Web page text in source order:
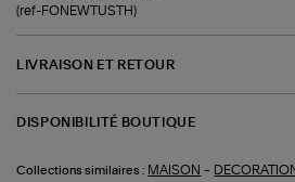
(ref-FONEWTUSTH)
LIVRAISON ET RETOUR
DISPONIBILITÉ BOUTIQUE
Collections similaires : MAISON -